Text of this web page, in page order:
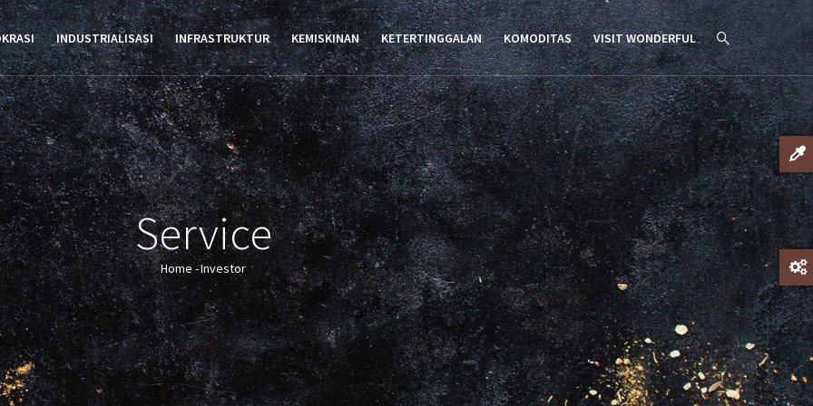
INDUSTRIALISASI INFRASTRUKTUR KEMISKINAN KETERTINGGALAN KOMODITAS VISIT WONDERFUL
Service
Breadcrumb
Home -Investor